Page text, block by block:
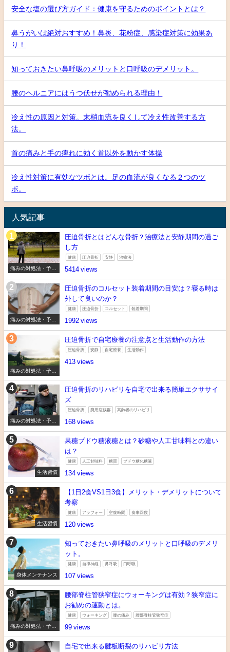
安全な塩の選び方ガイド：健康を守るためのポイントとは？
鼻うがいは絶対おすすめ！鼻炎、花粉症、感染症対策に効果あ
り！
知っておきたい鼻呼吸のメリットと口呼吸のデメリット。
腰のヘルニアにはうつ伏せが勧められる理由！
冷え性の原因と対策。末梢血流を良くして冷え性改善する方
法。
首の痛みと手の痺れに効く首以外を動かす体操
冷え性対策に有効なツボとは。足の血流が良くなる２つのツ
ボ。
人気記事
痛みの対処法・予防
圧迫骨折とはどんな骨折？治療法と安静期間の過ご
し方
健康 圧迫骨折 安静 治療法
5414
痛みの対処法・予防
圧迫骨折のコルセット装着期間の目安は？寝る時は
外して良いのか？
健康 圧迫骨折 コルセット 装着期間
1992
痛みの対処法・予防
圧迫骨折で自宅療養の注意点と生活動作の方法
圧迫骨折 安静 自宅療養 生活動作
413
痛みの対処法・予防
圧迫骨折のリハビリを自宅で出来る簡単エクササイ
ズ
圧迫骨折 廃用症候群 高齢者のリハビリ
168
生活習慣
果糖ブドウ糖液糖とは？砂糖や人工甘味料との違い
は？
健康 人工甘味料 糖質 ブドウ糖化糖液
134
生活習慣
【1日2食VS1日3食】メリット・デメリットについて
考察
健康 アラフォー 空腹時間 食事回数
120
身体メンテナンス
知っておきたい鼻呼吸のメリットと口呼吸のデメリ
ット。
健康 自律神経 鼻呼吸 口呼吸
107
痛みの対処法・予防
腰部脊柱管狭窄症にウォーキングは有効？狭窄症に
お勧めの運動とは。
健康 ウォーキング 腰の痛み 腰部脊柱管狭窄症
99
自宅で出来る腱板断裂のリハビリ方法